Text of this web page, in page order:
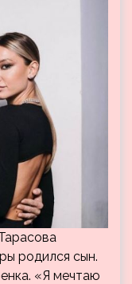
родился сын.
«Я мечтаю